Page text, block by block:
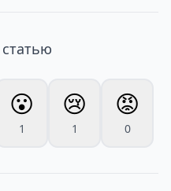
😮
1
😢
1
😡
0